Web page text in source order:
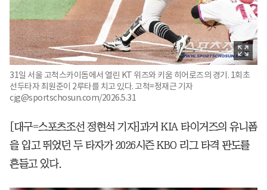
31일 서울 고척스카이돔에서 열린 KT 위즈와 키움 히어로즈의 경기. 1회초
선두타자 최원준이 2루타를 치고 있다. 고척=정재근 기자
cjg@sportschosun.com/2026.5.31
[대구=스포츠조선 정현석 기자]과거 KIA 타이거즈의 유니폼
을 입고 뛰었던 두 타자가 2026시즌 KBO 리그 타격 판도를
흔들고 있다.